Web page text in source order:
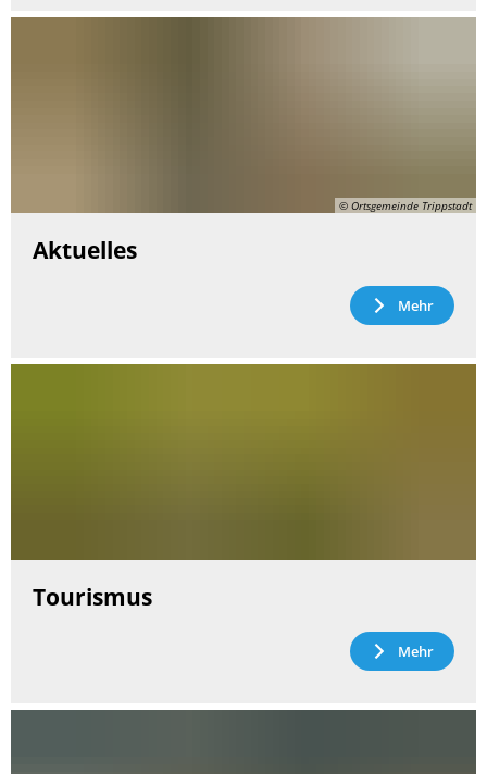
© Ortsgemeinde Trippstadt
Aktuelles
Mehr
Tourismus
Mehr